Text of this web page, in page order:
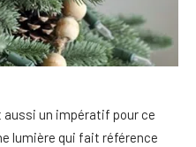
aussi un impératif pour ce
lumière qui fait référence